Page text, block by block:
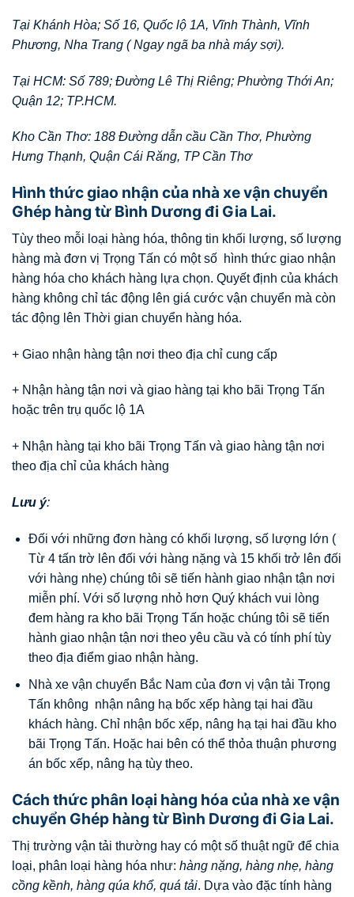
Tại Khánh Hòa; Số 16, Quốc lộ 1A, Vĩnh Thành, Vĩnh
Phương, Nha Trang ( Ngay ngã ba nhà máy sợi).
Tại HCM: Số 789; Đường Lê Thị Riêng; Phường Thới An;
Quận 12; TP.HCM.
Kho Cần Thơ: 188 Đường dẫn cầu Cần Thơ, Phường
Hưng Thạnh, Quận Cái Răng, TP Cần Thơ
Hình thức giao nhận của nhà xe vận chuyển
Ghép hàng từ Bình Dương đi Gia Lai.
Tùy theo mỗi loại hàng hóa, thông tin khối lượng, số lượng
hàng mà đơn vị Trọng Tấn có một số hình thức giao nhận
hàng hóa cho khách hàng lựa chọn. Quyết định của khách
hàng không chỉ tác động lên giá cước vận chuyển mà còn
tác động lên Thời gian chuyển hàng hóa.
+ Giao nhận hàng tận nơi theo địa chỉ cung cấp
+ Nhận hàng tận nơi và giao hàng tại kho bãi Trọng Tấn
hoặc trên trụ quốc lộ 1A
+ Nhận hàng tại kho bãi Trọng Tấn và giao hàng tận nơi
theo địa chỉ của khách hàng
Lưu ý:
Đối với những đơn hàng có khối lượng, số lượng lớn (
Từ 4 tấn trờ lên đối với hàng nặng và 15 khối trở lên đối
với hàng nhẹ) chúng tôi sẽ tiến hành giao nhận tận nơi
miễn phí. Với số lượng nhỏ hơn Quý khách vui lòng
đem hàng ra kho bãi Trọng Tấn hoặc chúng tôi sẽ tiến
hành giao nhận tận nơi theo yêu cầu và có tính phí tùy
theo địa điểm giao nhận hàng.
Nhà xe vận chuyển Bắc Nam của đơn vị vận tải Trọng
Tấn không nhận nâng hạ bốc xếp hàng tại hai đầu
khách hàng. Chỉ nhận bốc xếp, nâng hạ tại hai đầu kho
bãi Trọng Tấn. Hoặc hai bên có thể thỏa thuận phương
án bốc xếp, nâng hạ tùy theo.
Cách thức phân loại hàng hóa của nhà xe vận
chuyển Ghép hàng từ Bình Dương đi Gia Lai.
Thị trường vận tải thường hay có một số thuật ngữ để chia
loại, phân loại hàng hóa như: hàng nặng, hàng nhẹ, hàng
cồng kềnh, hàng qúa khổ, quá tải. Dựa vào đặc tính hàng